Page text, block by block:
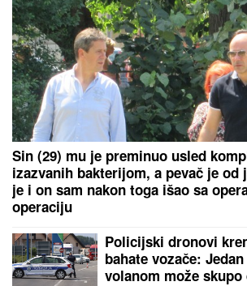
Sin (29) mu je preminuo usled
izazvanih bakterijom, a pevač je od
je i on sam nakon toga išao sa
operaciju
Policijski dronovi
bahate vozače:
volanom može skupo